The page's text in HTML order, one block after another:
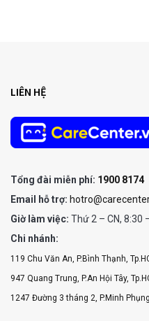
LIÊN HỆ
Tổng đài miễn phí: 1900 8174
Email hỗ trợ:
Giờ làm việc: Thứ 2 – CN, 8:30
Chi nhánh:
119 Chu Văn An, P.Bình Thạnh,
947 Quang Trung, P.An Hội Tây,
1247 Đường 3 tháng 2, P.Minh